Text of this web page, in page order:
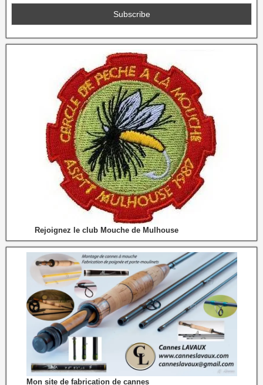
Rejoignez le club Mouche de Mulhouse
Mon site de fabrication de cannes